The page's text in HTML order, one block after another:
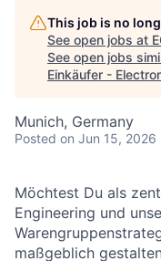
This job is no
See open jobs at
See open jobs
Einkäufer -
Munich, Germany
Posted on Jun 15, 2026
Möchtest Du als
Engineering und
maßgeblich